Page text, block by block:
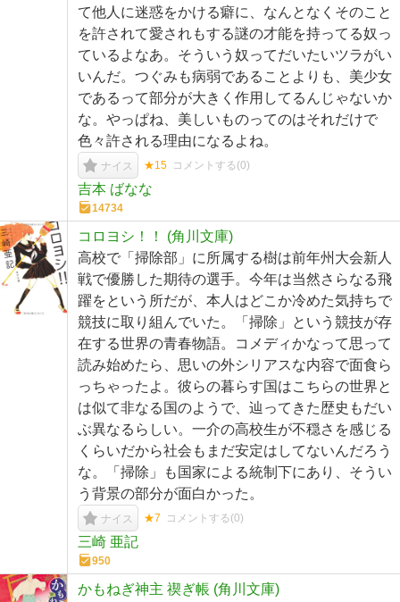
て他人に迷惑をかける癖に、なんとなくそのこと
を許されて愛されもする謎の才能を持ってる奴っ
ているよなあ。そういう奴ってだいたいツラがい
いんだ。つぐみも病弱であることよりも、美少女
であるって部分が大きく作用してるんじゃないか
な。やっぱね、美しいものってのはそれだけで
色々許される理由になるよね。
ナイス ★15 コメントする(0)
吉本 ばなな
14734
コロヨシ！！ (角川文庫)
高校で「掃除部」に所属する樹は前年州大会新人
戦で優勝した期待の選手。今年は当然さらなる飛
躍をという所だが、本人はどこか冷めた気持ちで
競技に取り組んでいた。「掃除」という競技が存
在する世界の青春物語。コメディかなって思って
読み始めたら、思いの外シリアスな内容で面食ら
っちゃったよ。彼らの暮らす国はこちらの世界と
は似て非なる国のようで、辿ってきた歴史もだい
ぶ異なるらしい。一介の高校生が不穏さを感じる
くらいだから社会もまだ安定はしてないんだろう
な。「掃除」も国家による統制下にあり、そうい
う背景の部分が面白かった。
ナイス ★7 コメントする(0)
三崎 亜記
950
かもねぎ神主 禊ぎ帳 (角川文庫)